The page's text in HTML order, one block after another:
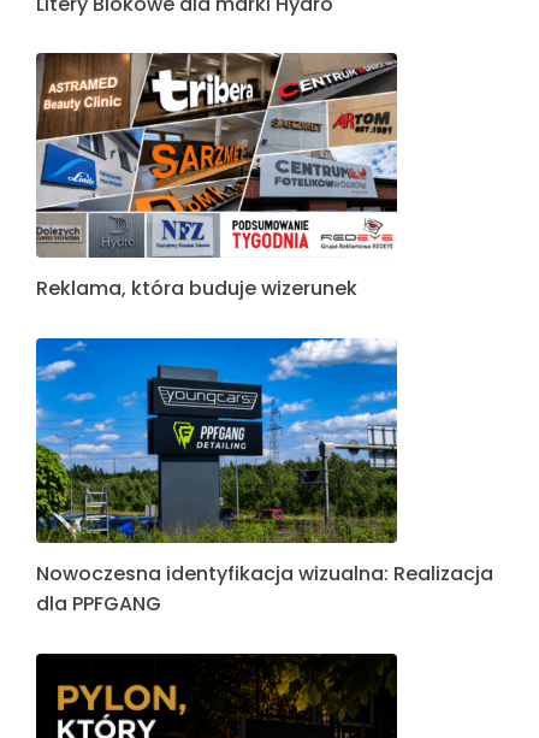
Reklama, która buduje wizerunek
Nowoczesna identyfikacja wizualna: Realizacja
dla PPFGANG